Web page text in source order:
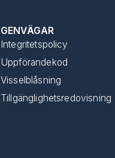
GENVÄGAR
Integritetspolicy
Uppförandekod
Visselblåsning
Tillgänglighetsredovisning